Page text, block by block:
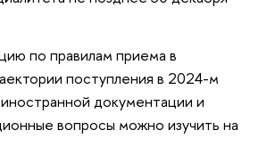
по правилам приема в
поступления в 2024-м
документации и
вопросы можно изучить на